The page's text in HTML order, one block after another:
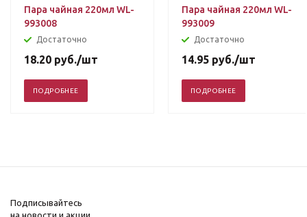
Пара чайная 220мл WL-
993008
Достаточно
18.20 руб./шт
ПОДРОБНЕЕ
Пара чайная 220мл WL-
993009
Достаточно
14.95 руб./шт
ПОДРОБНЕЕ
Подписывайтесь
на новости и акции